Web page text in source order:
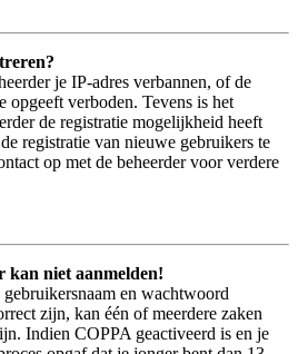
je IP-adres verbannen, of de
opgeeft verboden. Tevens is het
de registratie mogelijkheid heeft
registratie van nieuwe gebruikers te
op met de beheerder voor verdere
kan niet aanmelden!
en wachtwoord
zijn, kan één of meerdere zaken
Indien COPPA geactiveerd is en je